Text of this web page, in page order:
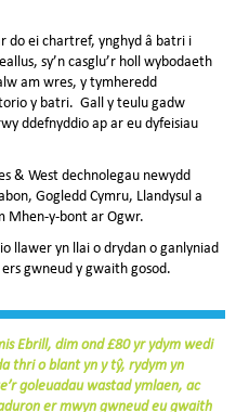
do ei chartref, ynghyd â batri i
sy’n casglu’r holl wybodaeth
am wres, y tymheredd
y batri. Gall y teulu gadw
ddefnyddio ap ar eu dyfeisiau
& West dechnolegau newydd
Gogledd Cymru, Llandysul a
Mhen-y-bont ar Ogwr.
llawer yn llai o drydan o ganlyniad
gwneud y gwaith gosod.
Ebrill, dim ond £80 yr ydym wedi
thri o blant yn y tŷ, rydym yn
goleuadau wastad ymlaen, ac
er mwyn gwneud eu gwaith